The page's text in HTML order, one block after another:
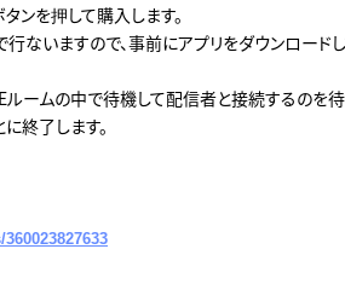
ンを押して購入します。
ないますので、事前にアプリをダウンロード
ームの中で待機して配信者と接続するのを待
終了します。